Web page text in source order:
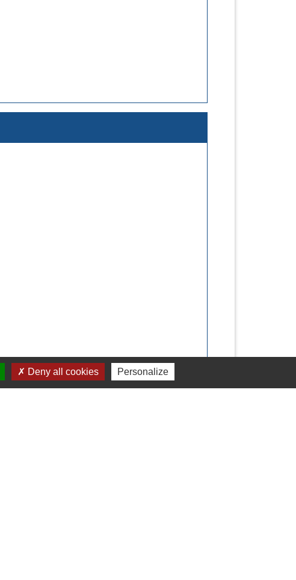
Deny all cookies Personalize